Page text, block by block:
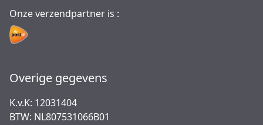
Onze verzendpartner is :
Overige gegevens
K.v.K: 12031404
BTW: NL807531066B01